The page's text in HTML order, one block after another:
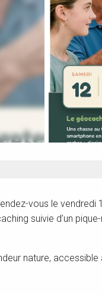
vous le
suivie d’un
nature,